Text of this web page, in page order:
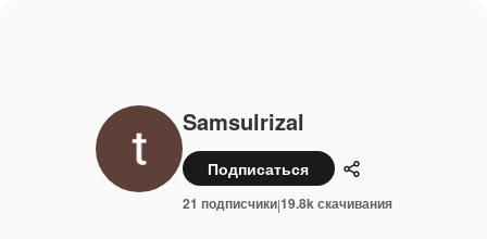
Samsulrizal
Подписаться Поделиться
21 подписчики|19.8k скачивания